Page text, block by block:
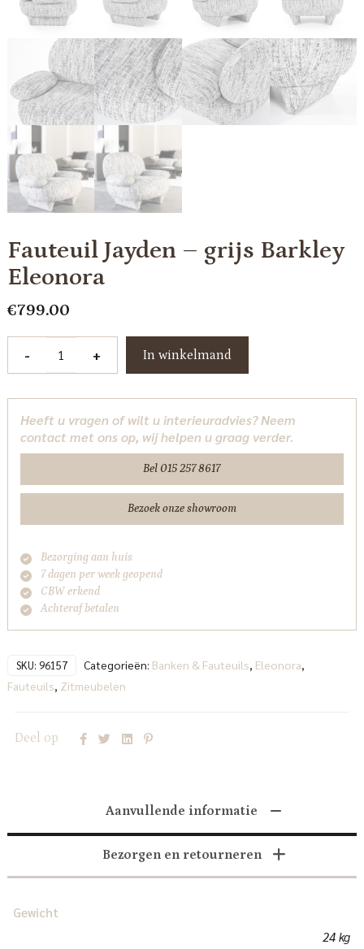
Fauteuil Jayden – grijs Barkley
Eleonora
€799.00
-
grijs
Barkley
Eleonora
+ In winkelmand
Heeft u vragen of wilt u interieuradvies? Neem
contact met ons op, wij helpen u graag verder.
Bel 015 257 8617
Bezoek onze showroom
Bezorging aan huis
7 dagen per week geopend
CBW erkend
Achteraf betalen
SKU: 96157 Categorieën: Banken & Fauteuils, Eleonora,
Fauteuils, Zitmeubelen
Deel op
Aanvullende informatie
Bezorgen en retourneren
Gewicht
24 kg